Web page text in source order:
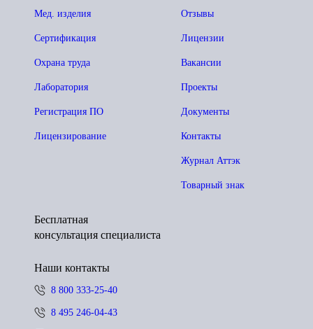
Отзывы
Лицензии
Вакансии
Проекты
Документы
Контакты
Журнал Аттэк
Товарный знак
Мед. изделия
Сертификация
Охрана труда
Лаборатория
Регистрация ПО
Лицензирование
Бесплатная
консультация специалиста
Наши контакты
8 800 333-25-40
8 495 246-04-43